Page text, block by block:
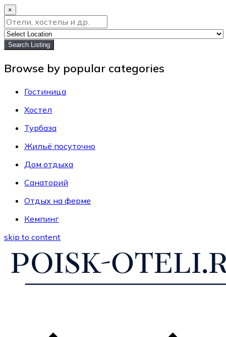
×
Search Listing
Browse by popular categories
Гостиница
Хостел
Турбаза
Жильё посуточно
Дом отдыха
Санаторий
Отдых на ферме
Кемпинг
skip to content